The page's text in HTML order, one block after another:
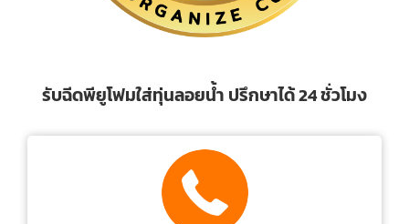
รับฉีดพียูโฟมใส่ทุ่นลอยน้ำ ปรึกษาได้ 24 ชั่วโมง